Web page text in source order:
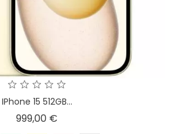
IPhone 15 512GB...
999,00 €